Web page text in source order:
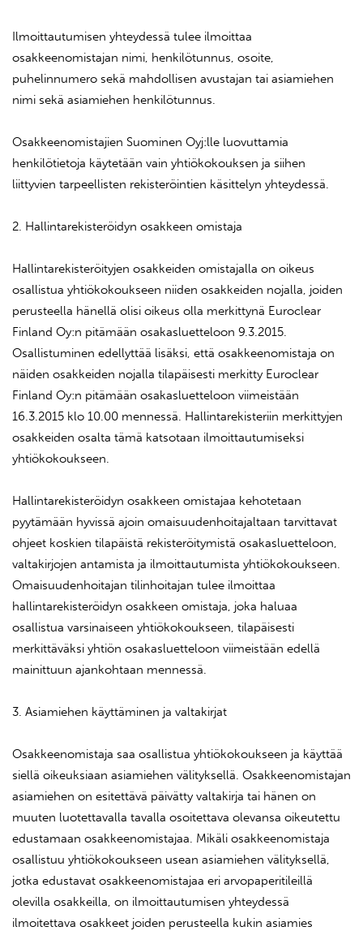
Ilmoittautumisen yhteydessä tulee ilmoittaa
osakkeenomistajan nimi, henkilötunnus, osoite,
puhelinnumero sekä mahdollisen avustajan tai asiamiehen
nimi sekä asiamiehen henkilötunnus.
Osakkeenomistajien Suominen Oyj:lle luovuttamia
henkilötietoja käytetään vain yhtiökokouksen ja siihen
liittyvien tarpeellisten rekisteröintien käsittelyn yhteydessä.
2. Hallintarekisteröidyn osakkeen omistaja
Hallintarekisteröityjen osakkeiden omistajalla on oikeus
osallistua yhtiökokoukseen niiden osakkeiden nojalla, joiden
perusteella hänellä olisi oikeus olla merkittynä Euroclear
Finland Oy:n pitämään osakasluetteloon 9.3.2015.
Osallistuminen edellyttää lisäksi, että osakkeenomistaja on
näiden osakkeiden nojalla tilapäisesti merkitty Euroclear
Finland Oy:n pitämään osakasluetteloon viimeistään
16.3.2015 klo 10.00 mennessä. Hallintarekisteriin merkittyjen
osakkeiden osalta tämä katsotaan ilmoittautumiseksi
yhtiökokoukseen.
Hallintarekisteröidyn osakkeen omistajaa kehotetaan
pyytämään hyvissä ajoin omaisuudenhoitajaltaan tarvittavat
ohjeet koskien tilapäistä rekisteröitymistä osakasluetteloon,
valtakirjojen antamista ja ilmoittautumista yhtiökokoukseen.
Omaisuudenhoitajan tilinhoitajan tulee ilmoittaa
hallintarekisteröidyn osakkeen omistaja, joka haluaa
osallistua varsinaiseen yhtiökokoukseen, tilapäisesti
merkittäväksi yhtiön osakasluetteloon viimeistään edellä
mainittuun ajankohtaan mennessä.
3. Asiamiehen käyttäminen ja valtakirjat
Osakkeenomistaja saa osallistua yhtiökokoukseen ja käyttää
siellä oikeuksiaan asiamiehen välityksellä. Osakkeenomistajan
asiamiehen on esitettävä päivätty valtakirja tai hänen on
muuten luotettavalla tavalla osoitettava olevansa oikeutettu
edustamaan osakkeenomistajaa. Mikäli osakkeenomistaja
osallistuu yhtiökokoukseen usean asiamiehen välityksellä,
jotka edustavat osakkeenomistajaa eri arvopaperitileillä
olevilla osakkeilla, on ilmoittautumisen yhteydessä
ilmoitettava osakkeet joiden perusteella kukin asiamies